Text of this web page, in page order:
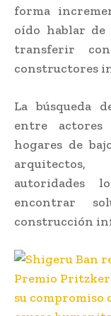
forma
oído hablar de
transferir
constructores
La búsqueda
entre
hogares de
arquitectos,
autoridades
encontrar
construcción